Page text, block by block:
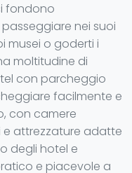
fondono
nei suoi
musei o goderti i
moltitudine di
con parcheggio
facilmente e
con camere
e attrezzature adatte
degli hotel e
e piacevole a